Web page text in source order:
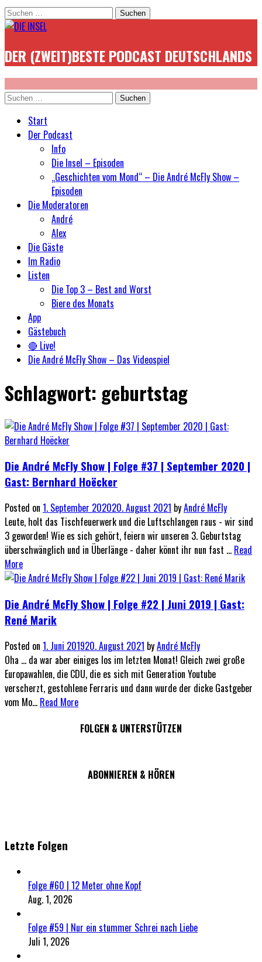
Suchen
nach:
DER (ZWEIT)BESTE PODCAST DEUTSCHLANDS
Suchen
Start
Der Podcast
Info
Die Insel – Episoden
„Geschichten vom Mond“ – Die André McFly Show –
Episoden
Die Moderatoren
André
Alex
Die Gäste
Im Radio
Listen
Die Top 3 – Best and Worst
Biere des Monats
App
Gästebuch
🔴 Live!
Die André McFly Show – Das Videospiel
Schlagwort: geburtstag
Die André McFly Show | Folge #37 | September 2020 |
Gast: Bernhard Hoëcker
Posted on 1. September 202020. August 2021 byAndré McFly
Leute, holt das Tischfeuerwerk und die Luftschlangen raus - wir sind
3 geworden! Wie es sich gehört, feiern wir unseren 3. Geburtstag
überschwänglich und in Überlänge - daher könnt ihr nun fast ... Read
More
Die André McFly Show | Folge #22 | Juni 2019 | Gast:
René Marik
Posted on 1. Juni 201920. August 2021 byAndré McFly
Oha ... da war aber einiges los im letzten Monat! Gleich zwei große
Europawahlen, die CDU, die es sich mit Generation Youtube
verscherzt, gestohlene Ferraris und dann wurde der dicke Gastgeber
vom Mo... Read More
FOLGEN & UNTERSTÜTZEN
ABONNIEREN & HÖREN
Letzte Folgen
Folge #60 | 12 Meter ohne Kopf
Aug. 1, 2026
Folge #59 | Nur ein stummer Schrei nach Liebe
Juli 1, 2026